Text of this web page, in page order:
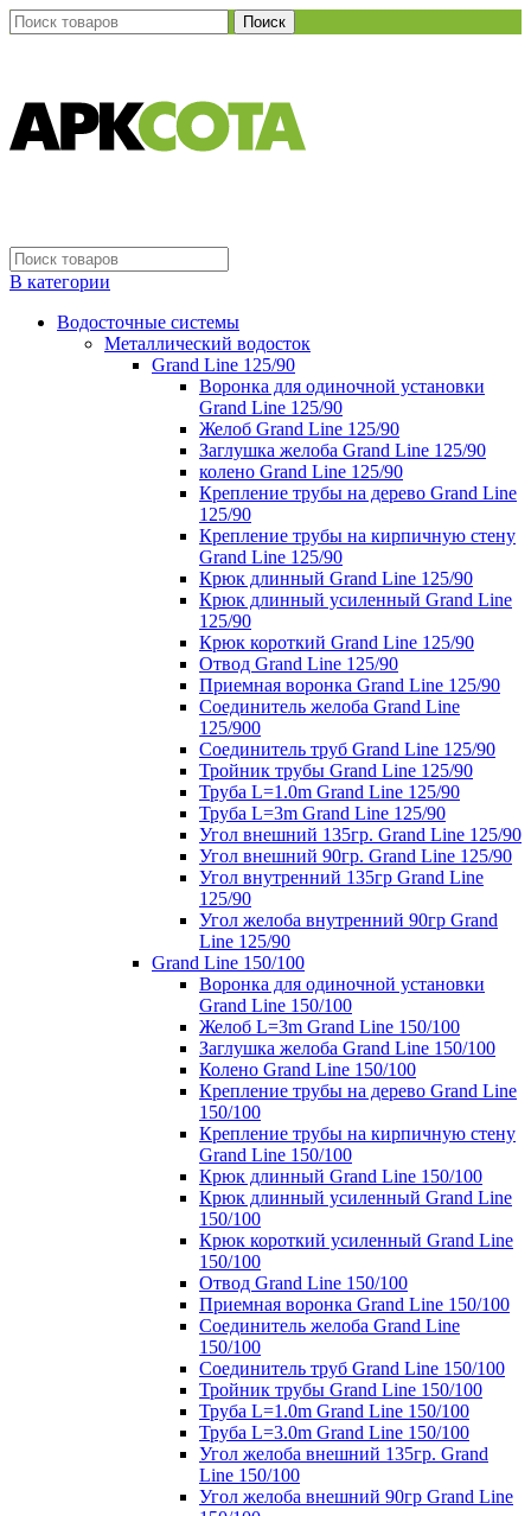
Поиск
В категории
Водосточные системы
Металлический водосток
Grand Line 125/90
Воронка для одиночной установки
Grand Line 125/90
Желоб Grand Line 125/90
Заглушка желоба Grand Line 125/90
колено Grand Line 125/90
Крепление трубы на дерево Grand Line
125/90
Крепление трубы на кирпичную стену
Grand Line 125/90
Крюк длинный Grand Line 125/90
Крюк длинный усиленный Grand Line
125/90
Крюк короткий Grand Line 125/90
Отвод Grand Line 125/90
Приемная воронка Grand Line 125/90
Соединитель желоба Grand Line
125/900
Соединитель труб Grand Line 125/90
Тройник трубы Grand Line 125/90
Труба L=1.0m Grand Line 125/90
Труба L=3m Grand Line 125/90
Угол внешний 135гр. Grand Line 125/90
Угол внешний 90гр. Grand Line 125/90
Угол внутренний 135гр Grand Line
125/90
Угол желоба внутренний 90гр Grand
Line 125/90
Grand Line 150/100
Воронка для одиночной установки
Grand Line 150/100
Желоб L=3m Grand Line 150/100
Заглушка желоба Grand Line 150/100
Колено Grand Line 150/100
Крепление трубы на дерево Grand Line
150/100
Крепление трубы на кирпичную стену
Grand Line 150/100
Крюк длинный Grand Line 150/100
Крюк длинный усиленный Grand Line
150/100
Крюк короткий усиленный Grand Line
150/100
Отвод Grand Line 150/100
Приемная воронка Grand Line 150/100
Соединитель желоба Grand Line
150/100
Соединитель труб Grand Line 150/100
Тройник трубы Grand Line 150/100
Труба L=1.0m Grand Line 150/100
Труба L=3.0m Grand Line 150/100
Угол желоба внешний 135гр. Grand
Line 150/100
Угол желоба внешний 90гр Grand Line